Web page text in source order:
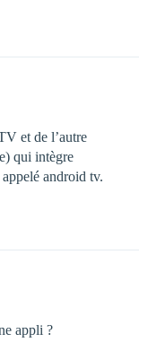
et de l’autre
qui intègre
android tv.
appli ?